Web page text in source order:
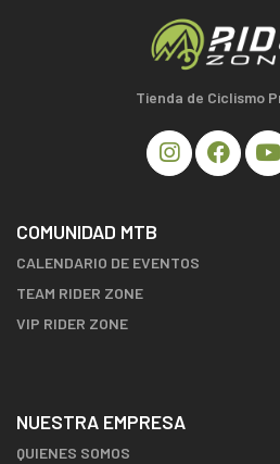
Tienda de Ciclismo
COMUNIDAD MTB
CALENDARIO DE EVENTOS
TEAM RIDER ZONE
VIP RIDER ZONE
NUESTRA EMPRESA
QUIENES SOMOS